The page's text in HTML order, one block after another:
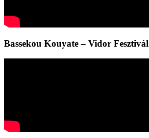
Bassekou Kouyate – Vidor Fesztivál